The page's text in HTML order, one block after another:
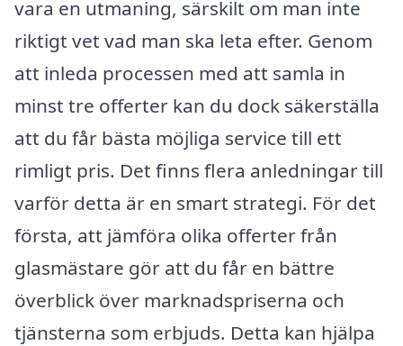
vara en utmaning, särskilt om man inte
riktigt vet vad man ska leta efter. Genom
att inleda processen med att samla in
minst tre offerter kan du dock säkerställa
att du får bästa möjliga service till ett
rimligt pris. Det finns flera anledningar till
varför detta är en smart strategi. För det
första, att jämföra olika offerter från
glasmästare gör att du får en bättre
överblick över marknadspriserna och
tjänsterna som erbjuds. Detta kan hjälpa